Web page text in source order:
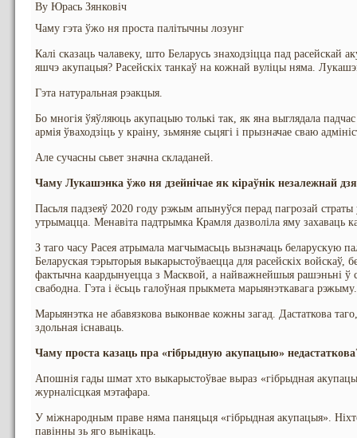
By Юрась Зянковіч
Чаму гэта ўжо ня проста палітычны лозунг
Калі сказаць чалавеку, што Беларусь знаходзіцца пад расейскай
яшчэ акупацыя? Расейскіх танкаў на кожнай вуліцы няма.
Гэта натуральная рэакцыя.
Бо многія ўяўляюць акупацыю толькі так, як яна выглядала
армія ўваходзіць у краіну, зьмяняе сьцягі і прызначае сваю
Але сучасны сьвет значна складаней.
Чаму Лукашэнка ўжо ня дзейнічае як кіраўнік незалежнай
Пасьля падзеяў 2020 году рэжым апынуўся перад пагрозай
утрымацца. Менавіта падтрымка Крамля дазволіла яму захаваць
З таго часу Расея атрымала магчымасьць вызначаць беларускую
Беларуская тэрыторыя выкарыстоўваецца для расейскіх войскаў,
фактычна каардынуецца з Масквой, а найважнейшыя рашэньні ў
свабодна. Гэта і ёсьць галоўная прыкмета марыянэткавага рэжыму.
Марыянэтка не абавязкова выконвае кожны загад. Дастаткова
здольная існаваць.
Чаму проста казаць пра «гібрыдную акупацыю»
Апошнія гады шмат хто выкарыстоўвае выраз «гібрыдная
журналісцкая мэтафара.
У міжнародным праве няма паняцьця «гібрыдная акупацыя».
павінны зь яго вынікаць.